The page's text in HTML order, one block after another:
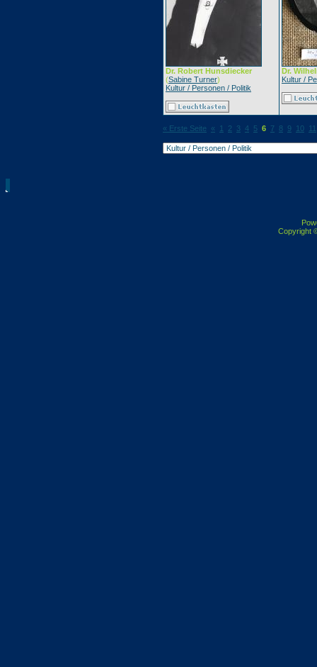
Dr. Robert Hunsdiecker
(Sabine Turner)
Kultur / Personen / Politik
Dr.
Kultur /
« Erste Seite « 1 2 3 4 5 6 7 8 9 10 11
Copyright